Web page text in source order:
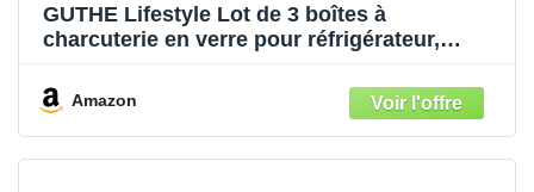
GUTHE Lifestyle Lot de 3 boîtes à
charcuterie en verre pour réfrigérateur,
gratin et rangement de saucisses et fromage
Amazon